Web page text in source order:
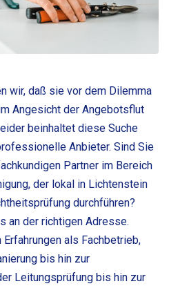
wir, daß sie vor dem Dilemma
Angesicht der Angebotsflut
beinhaltet diese Suche
Anbieter. Sind Sie
Partner im Bereich
der lokal in Lichtenstein
durchführen?
an der richtigen Adresse.
als Fachbetrieb,
bis hin zur
Leitungsprüfung bis hin zur